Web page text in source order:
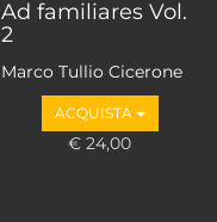
Ad familiares Vol.
2
Marco Tullio Cicerone
ACQUISTA
€ 24,00